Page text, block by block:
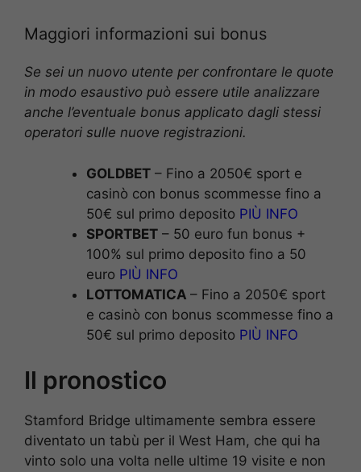
Maggiori informazioni sui bonus
Se sei un nuovo utente per confrontare le quote
in modo esaustivo può essere utile analizzare
anche l’eventuale bonus applicato dagli stessi
operatori sulle nuove registrazioni.
GOLDBET– Fino a 2050€ sport e
casinò con bonus scommesse fino a
50€ sul primo deposito PIÙ INFO
SPORTBET– 50 euro fun bonus +
100% sul primo deposito fino a 50
euro PIÙ INFO
LOTTOMATICA – Fino a 2050€ sport
e casinò con bonus scommesse fino a
50€ sul primo deposito PIÙ INFO
Il pronostico
Stamford Bridge ultimamente sembra essere
diventato un tabù per il West Ham, che qui ha
vinto solo una volta nelle ultime 19 visite e non